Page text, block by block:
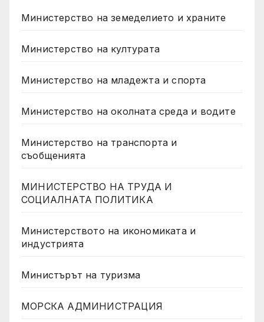
Министерство на земеделието и храните
Министерство на културата
Министерство на младежта и спорта
Министерство на околната среда и водите
Министерство на транспорта и
съобщенията
МИНИСТЕРСТВО НА ТРУДА И
СОЦИАЛНАТА ПОЛИТИКА
Министерството на икономиката и
индустрията
Министърът на туризма
МОРСКА АДМИНИСТРАЦИЯ